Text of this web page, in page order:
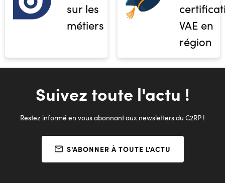
sur les
métiers
VAE en
région
Suivez toute l'actu !
Restez informé en vous abonnant aux newsletters du C2RP !
S'ABONNER À TOUTE L'ACTU